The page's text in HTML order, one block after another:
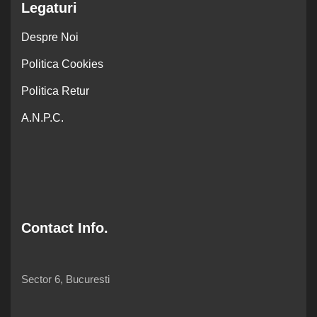
Legaturi
Despre Noi
Politica Cookies
Politica Retur
A.N.P.C.
Contact Info.
Sector 6, Bucuresti